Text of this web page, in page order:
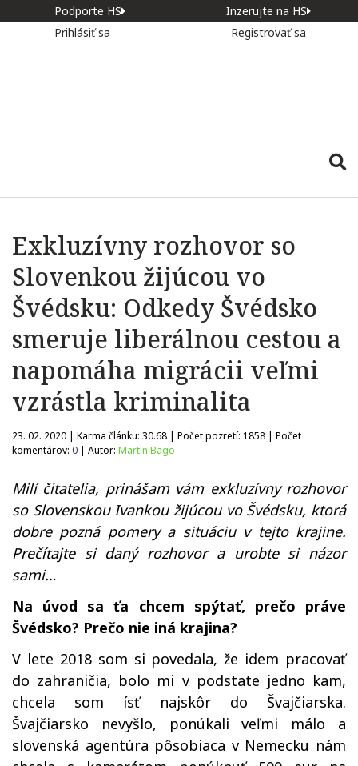
Podporte HS
Inzerujte na HS
Prihlásiť sa
Registrovať sa
Exkluzívny rozhovor so
Slovenkou žijúcou vo
Švédsku: Odkedy Švédsko
smeruje liberálnou cestou a
napomáha migrácii veľmi
vzrástla kriminalita
23. 02. 2020 | Karma článku: 30.68 | Počet pozretí: 1858 | Počet
komentárov: 0 | Autor: Martin Bago
Milí čitatelia, prinášam vám exkluzívny rozhovor
so Slovenskou Ivankou žijúcou vo Švédsku, ktorá
dobre pozná pomery a situáciu v tejto krajine.
Prečítajte si daný rozhovor a urobte si názor
sami…
Na úvod sa ťa chcem spýtať, prečo práve
Švédsko? Prečo nie iná krajina?
V lete 2018 som si povedala, že idem pracovať
do zahraničia, bolo mi v podstate jedno kam,
chcela som ísť najskôr do Švajčiarska.
Švajčiarsko nevyšlo, ponúkali veľmi málo a
slovenská agentúra pôsobiaca v Nemecku nám